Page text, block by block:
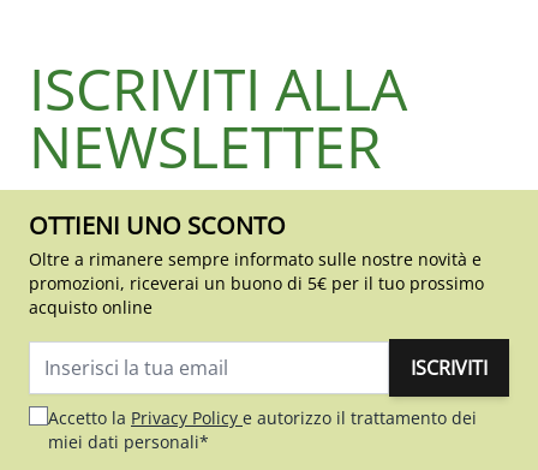
ISCRIVITI ALLA
NEWSLETTER
OTTIENI UNO SCONTO
Oltre a rimanere sempre informato sulle nostre novità e
promozioni, riceverai un buono di 5€ per il tuo prossimo
acquisto online
ISCRIVITI
Accetto la Privacy Policy e autorizzo il trattamento dei
miei dati personali*